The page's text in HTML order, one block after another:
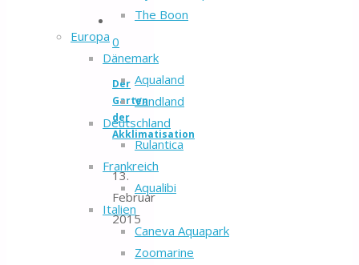
The Boon
Europa
Dänemark
Aqualand
Vandland
Deutschland
Rulantica
Frankreich
Aqualibi
Italien
Caneva Aquapark
Zoomarine
0
Der
Garten
der
Akklimatisation
13.
Februar
2015